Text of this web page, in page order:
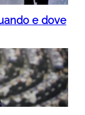
e dove